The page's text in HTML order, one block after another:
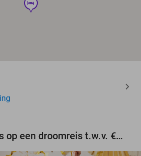
hotel
Maak gratis kans op een droomreis t.w.v. €3.000!